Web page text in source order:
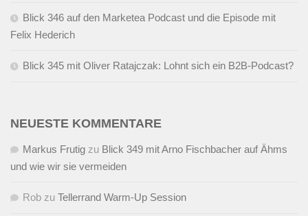
Blick 346 auf den Marketea Podcast und die Episode mit
Felix Hederich
Blick 345 mit Oliver Ratajczak: Lohnt sich ein B2B-Podcast?
NEUESTE KOMMENTARE
Markus Frutig zu Blick 349 mit Arno Fischbacher auf Ähms
und wie wir sie vermeiden
Rob zu Tellerrand Warm-Up Session